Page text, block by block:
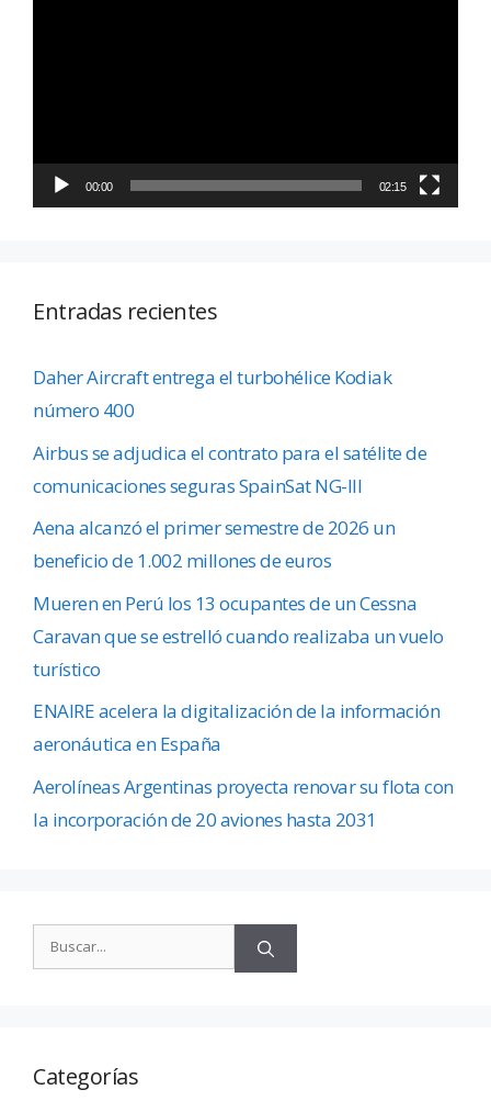
00:00 02:15
Entradas recientes
Daher Aircraft entrega el turbohélice Kodiak
número 400
Airbus se adjudica el contrato para el satélite de
comunicaciones seguras SpainSat NG-III
Aena alcanzó el primer semestre de 2026 un
beneficio de 1.002 millones de euros
Mueren en Perú los 13 ocupantes de un Cessna
Caravan que se estrelló cuando realizaba un vuelo
turístico
ENAIRE acelera la digitalización de la información
aeronáutica en España
Aerolíneas Argentinas proyecta renovar su flota con
la incorporación de 20 aviones hasta 2031
Categorías